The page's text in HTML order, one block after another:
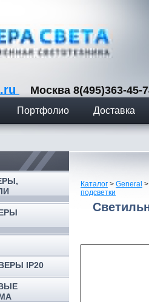
Москва 8(495)363-
Портфолио Доставка
IP20
Каталог > General
подсветки